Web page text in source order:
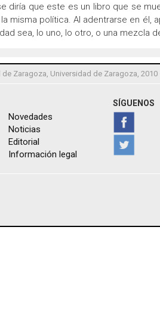
diría que este es un libro que se
misma política. Al adentrarse en él,
sea, lo uno, lo otro, o una
Zaragoza, Universidad de Zaragoza, 2010
Novedades
Noticias
Editorial
Información legal
SÍGUENOS